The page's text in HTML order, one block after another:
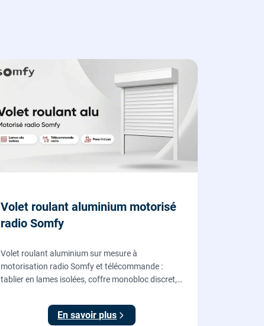
Volet roulant aluminium motorisé
radio Somfy
Volet roulant aluminium sur mesure à
motorisation radio Somfy et télécommande :
tablier en lames isolées, coffre monobloc discret,
portes-fenêtres et baies coulissantes.
En savoir plus